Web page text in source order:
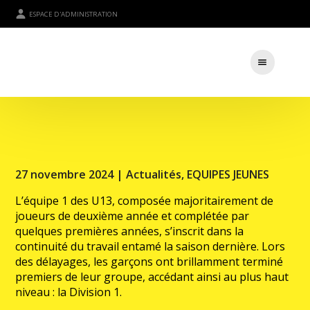
ESPACE D'ADMINISTRATION
27 novembre 2024 |Actualités, EQUIPES JEUNES
L’équipe 1 des U13, composée majoritairement de
joueurs de deuxième année et complétée par
quelques premières années, s’inscrit dans la
continuité du travail entamé la saison dernière. Lors
des délayages, les garçons ont brillamment terminé
premiers de leur groupe, accédant ainsi au plus haut
niveau : la Division 1.